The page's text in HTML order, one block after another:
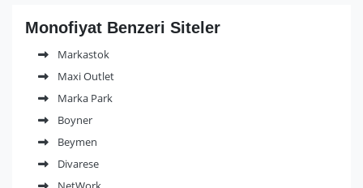
Özellikle son çıkan telefon ve bilgisayar ürünleriyle teknolojiden
uzak kalmanızı engelleyen marka, gaming ürünleriyle oyunseverler
için bulunmaz bir nimet olduğunu gösteriyor. Rakipsiz fiyatlarıyla
avantajı sunan misyonuyla her türlü sorunuza anında cevap
veriyor. Kişisel bakımı kolaylaştıran ve daha keyifli hale getiren
kendi üretimi olan ürünleri de kullanıcılardan tam not alıyor.
Monofiyat indirim kodu ve kampanyaları için indirimkodu.com’u
taki etmeyi unutmayın!
Monofiyat Benzeri Siteler
Markastok
Maxi Outlet
Marka Park
Boyner
Beymen
Divarese